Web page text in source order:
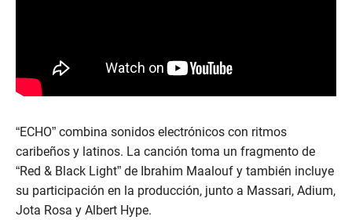
“ECHO” combina sonidos electrónicos con ritmos
caribeños y latinos. La canción toma un fragmento de
“Red & Black Light” de Ibrahim Maalouf y también incluye
su participación en la producción, junto a Massari, Adium,
Jota Rosa y Albert Hype.